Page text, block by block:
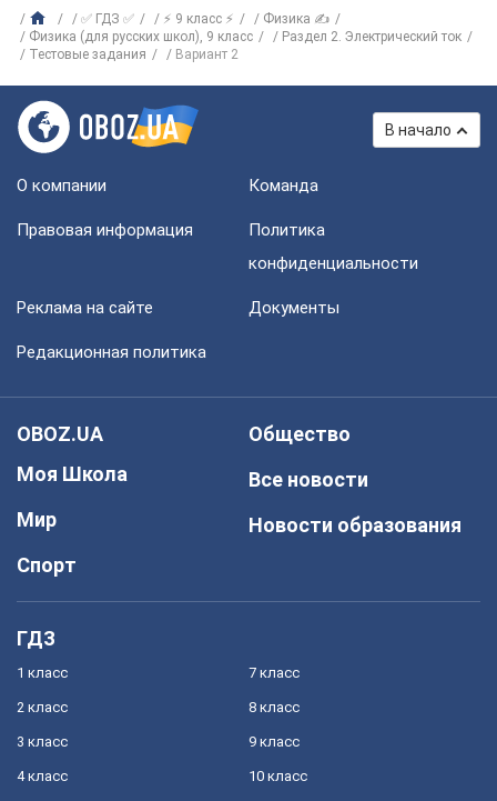
✅ ГДЗ ✅ ⚡ 9 класс ⚡
Физика ✍
Физика (для русских школ), 9 класс
Раздел 2. Электрический ток
Тестовые задания
Вариант 2
В начало
О компании Команда
Правовая информация
Политика
конфиденциальности
Реклама на сайте Документы
Редакционная политика
OBOZ.UA
Моя Школа
Мир
Спорт
Общество
Все новости
Новости образования
ГДЗ
1 класс
2 класс
3 класс
4 класс
7 класс
8 класс
9 класс
10 класс